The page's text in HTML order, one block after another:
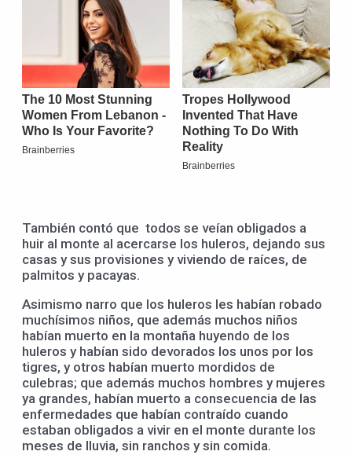
También contó que todos se veían obligados a
huir al monte al acercarse los huleros, dejando sus
casas y sus provisiones y viviendo de raíces, de
palmitos y pacayas.
Asimismo narro que los huleros les habían robado
muchísimos niños, que además muchos niños
habían muerto en la montaña huyendo de los
huleros y habían sido devorados los unos por los
tigres, y otros habían muerto mordidos de
culebras; que además muchos hombres y mujeres
ya grandes, habían muerto a consecuencia de las
enfermedades que habían contraído cuando
estaban obligados a vivir en el monte durante los
meses de lluvia, sin ranchos y sin comida.